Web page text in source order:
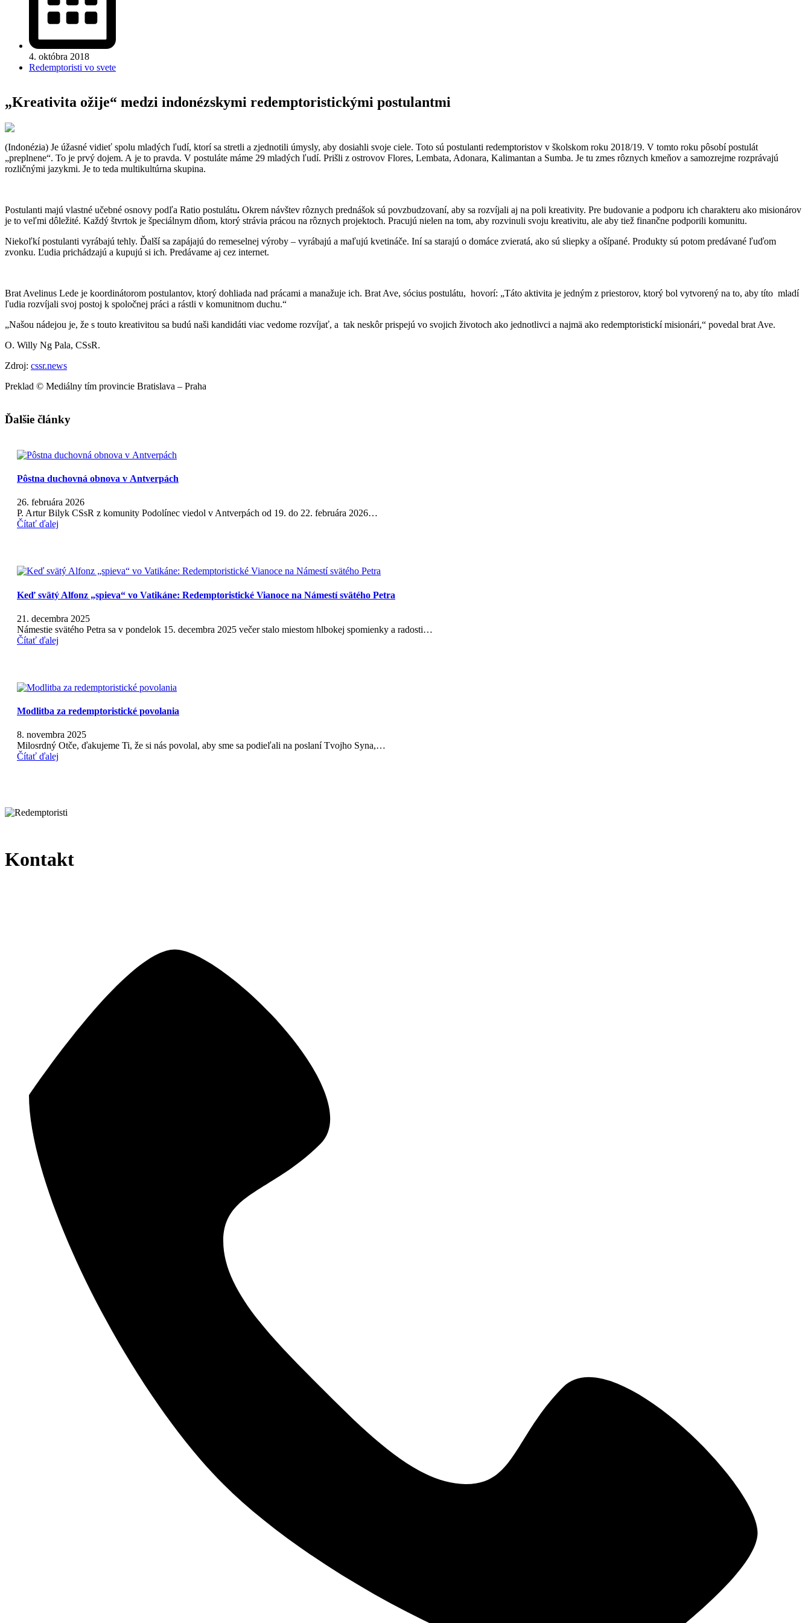
4. októbra 2018
Redemptoristi vo svete
„Kreativita ožije“ medzi indonézskymi redemptoristickými postulantmi
(Indonézia) Je úžasné vidieť spolu mladých ľudí, ktorí sa stretli a zjednotili úmysly, aby dosiahli svoje ciele. Toto sú postulanti redemptoristov v školskom roku 2018/19. V tomto roku pôsobí postulát
„preplnene“. To je prvý dojem. A je to pravda. V postuláte máme 29 mladých ľudí. Prišli z ostrovov Flores, Lembata, Adonara, Kalimantan a Sumba. Je tu zmes rôznych kmeňov a samozrejme rozprávajú
rozličnými jazykmi. Je to teda multikultúrna skupina.
Postulanti majú vlastné učebné osnovy podľa Ratio postulátu. Okrem návštev rôznych prednášok sú povzbudzovaní, aby sa rozvíjali aj na poli kreativity. Pre budovanie a podporu ich charakteru ako misionárov
je to veľmi dôležité. Každý štvrtok je špeciálnym dňom, ktorý strávia prácou na rôznych projektoch. Pracujú nielen na tom, aby rozvinuli svoju kreativitu, ale aby tiež finančne podporili komunitu.
Niekoľkí postulanti vyrábajú tehly. Ďalší sa zapájajú do remeselnej výroby – vyrábajú a maľujú kvetináče. Iní sa starajú o domáce zvieratá, ako sú sliepky a ošípané. Produkty sú potom predávané ľuďom
zvonku. Ľudia prichádzajú a kupujú si ich. Predávame aj cez internet.
Brat Avelinus Lede je koordinátorom postulantov, ktorý dohliada nad prácami a manažuje ich. Brat Ave, sócius postulátu, hovorí: „Táto aktivita je jedným z priestorov, ktorý bol vytvorený na to, aby títo mladí
ľudia rozvíjali svoj postoj k spoločnej práci a rástli v komunitnom duchu.“
„Našou nádejou je, že s touto kreativitou sa budú naši kandidáti viac vedome rozvíjať, a tak neskôr prispejú vo svojich životoch ako jednotlivci a najmä ako redemptoristickí misionári,“ povedal brat Ave.
O. Willy Ng Pala, CSsR.
Zdroj: cssr.news
Preklad © Mediálny tím provincie Bratislava – Praha
Ďalšie články
Pôstna duchovná obnova v Antverpách
26. februára 2026
P. Artur Bilyk CSsR z komunity Podolínec viedol v Antverpách od 19. do 22. februára 2026…
Čítať ďalej
Keď svätý Alfonz „spieva“ vo Vatikáne: Redemptoristické Vianoce na Námestí svätého Petra
21. decembra 2025
Námestie svätého Petra sa v pondelok 15. decembra 2025 večer stalo miestom hlbokej spomienky a radosti…
Čítať ďalej
Modlitba za redemptoristické povolania
8. novembra 2025
Milosrdný Otče, ďakujeme Ti, že si nás povolal, aby sme sa podieľali na poslaní Tvojho Syna,…
Čítať ďalej
Kontakt